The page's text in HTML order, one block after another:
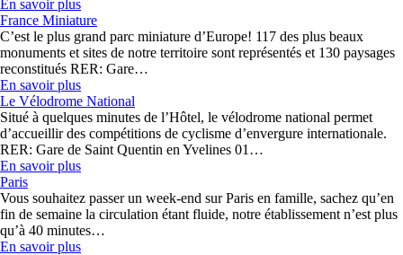
En savoir plus
France Miniature
C’est le plus grand parc miniature d’Europe! 117 des plus beaux
monuments et sites de notre territoire sont représentés et 130 paysages
reconstitués RER: Gare…
En savoir plus
Le Vélodrome National
Situé à quelques minutes de l’Hôtel, le vélodrome national permet
d’accueillir des compétitions de cyclisme d’envergure internationale.
RER: Gare de Saint Quentin en Yvelines 01…
En savoir plus
Paris
Vous souhaitez passer un week-end sur Paris en famille, sachez qu’en
fin de semaine la circulation étant fluide, notre établissement n’est plus
qu’à 40 minutes…
En savoir plus